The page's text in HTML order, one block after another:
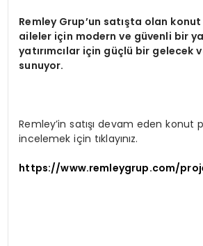
Remley Grup’un satışta olan
aileler için modern ve güvenli bir
yatırımcılar için güçlü bir gelecek
sunuyor.
Remley’in satışı devam eden konut
incelemek için tıklayınız.
https://www.remleygrup.com/